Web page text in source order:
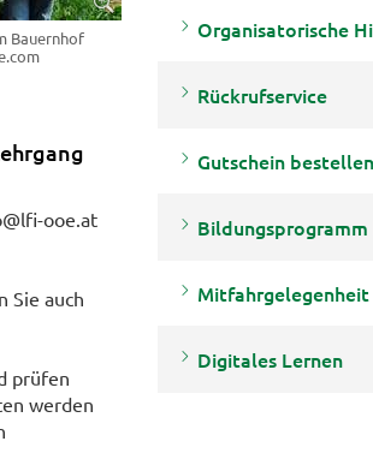
Bauernhof
ooe.at
Sie auch
prüfen
werden
Organisatorische
Rückrufservice
Gutschein bestellen
Mitfahrgelegenheit
Digitales Lernen